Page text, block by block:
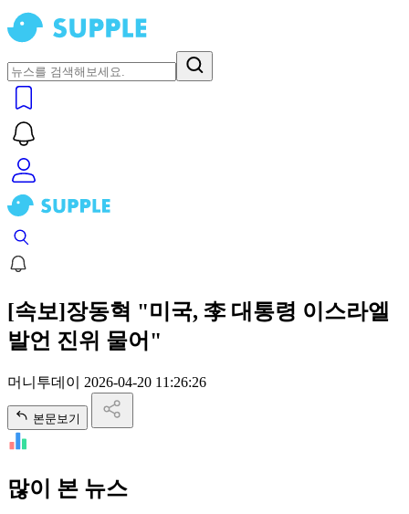
[속보]장동혁 "미국, 李 대통령 이스라엘
발언 진위 물어"
머니투데이 2026-04-20 11:26:26
본문보기
많이 본 뉴스